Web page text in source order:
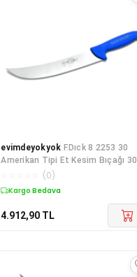
evimdeyokyok F.Dıck 8 2253 30
Amerikan Tipi Et Kesim Bıçağı 30
cm - Ergo Grip
(0)
Kargo Bedava
4.912,90 TL